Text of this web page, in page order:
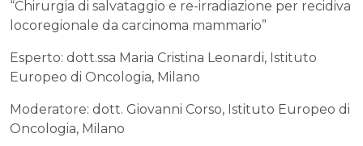
“Chirurgia di salvataggio e re-irradiazione per recidiva
locoregionale da carcinoma mammario”
Esperto: dott.ssa Maria Cristina Leonardi, Istituto
Europeo di Oncologia, Milano
Moderatore: dott. Giovanni Corso, Istituto Europeo di
Oncologia, Milano